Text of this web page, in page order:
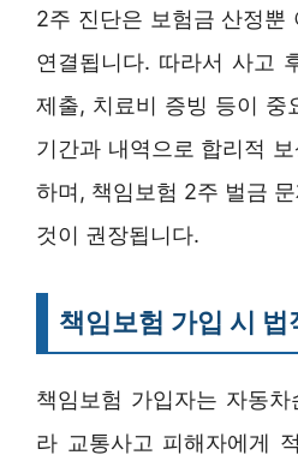
2주 진단은 보험금 산정뿐
연결됩니다. 따라서 사고
제출, 치료비 증빙 등이 중
기간과 내역으로 합리적
하며, 책임보험 2주 벌금
것이 권장됩니다.
책임보험 가입 시 법
책임보험 가입자는 자동
라 교통사고 피해자에게